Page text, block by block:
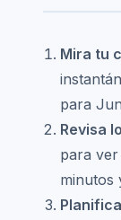
Mira tu
para
Revisa
para
minutos